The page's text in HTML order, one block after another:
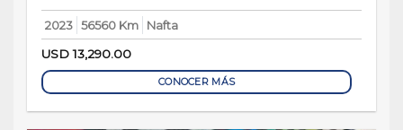
2023 56560 Km
Nafta
USD13,290.00
CONOCER MÁS